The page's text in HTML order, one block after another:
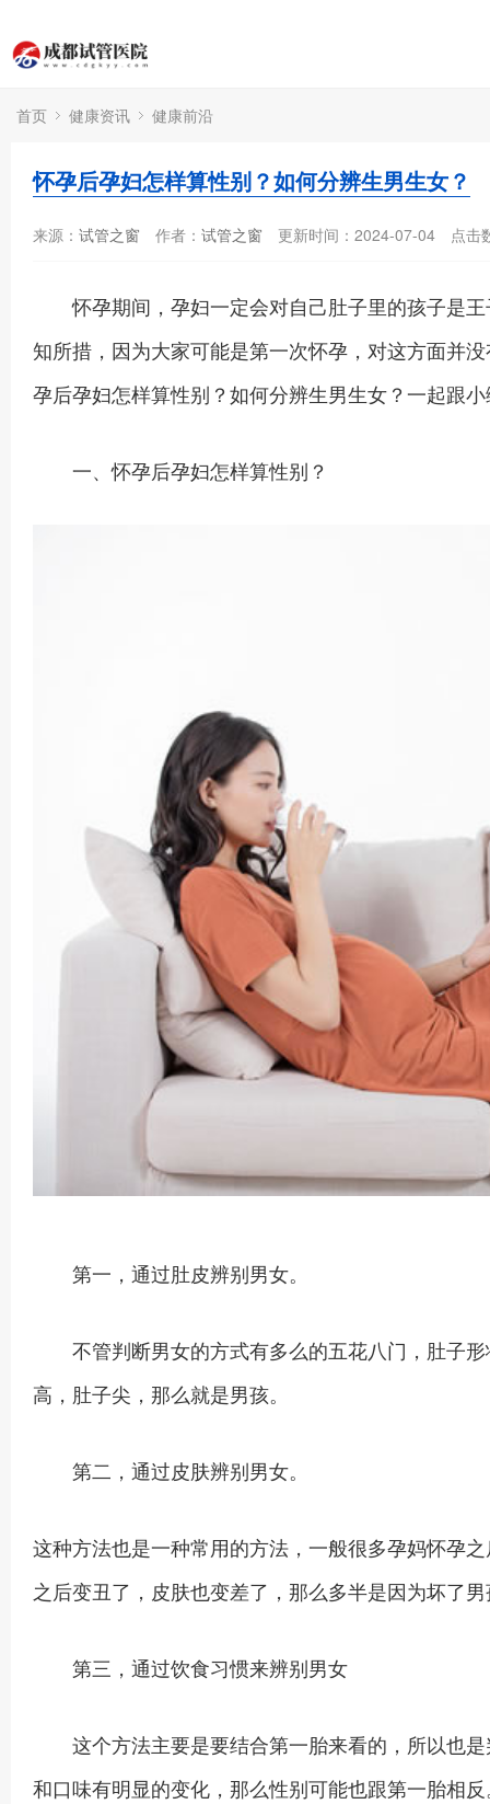
首页 健康资讯 健康前沿
怀孕后孕妇怎样算性别？如何分辨生男生女？
来源： 试管之窗 作者： 试管之窗 更新时间：2024-07-04 点击
怀孕期间，孕妇一定会对自己肚子里的孩子是王
知所措，因为大家可能是第一次怀孕，对这方面并
孕后孕妇怎样算性别？如何分辨生男生女？一起跟
一、怀孕后孕妇怎样算性别？
第一，通过肚皮辨别男女。
不管判断男女的方式有多么的五花八门，肚子形
高，肚子尖，那么就是男孩。
第二，通过皮肤辨别男女。
这种方法也是一种常用的方法，一般很多孕妈怀孕
之后变丑了，皮肤也变差了，那么多半是因为坏了
第三，通过饮食习惯来辨别男女
这个方法主要是要结合第一胎来看的，所以也是
和口味有明显的变化，那么性别可能也跟第一胎相